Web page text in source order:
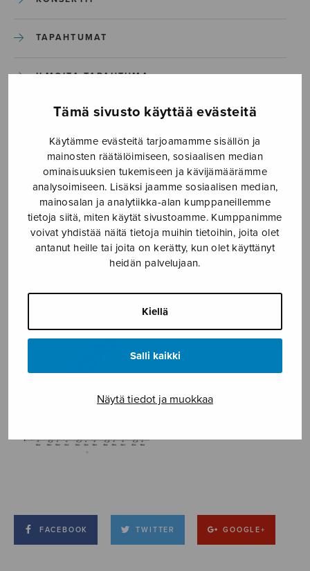
Tämä sivusto käyttää evästeitä
Käytämme evästeitä tarjoamamme sisällön ja
mainosten räätälöimiseen, sosiaalisen median
ominaisuuksien tukemiseen ja kävijämäärämme
analysoimiseen. Lisäksi jaamme sosiaalisen median,
mainosalan ja analytiikka-alan kumppaneillemme
tietoja siitä, miten käytät sivustoamme. Kumppanimme
voivat yhdistää näitä tietoja muihin tietoihin, joita olet
antanut heille tai joita on kerätty, kun olet käyttänyt
heidän palvelujaan.
Kiellä
Salli kaikki
Näytä tiedot ja muokkaa
TAPAHTUMAT
ILMOITA TAPAHTUMA
Kaikki maat te riemuitkaatte_S1189_Page_5
Kaikki maat te
riemuitkaatte_S1189_Page_5
7.4.2021
FACEBOOK TWITTER GOOGLE+